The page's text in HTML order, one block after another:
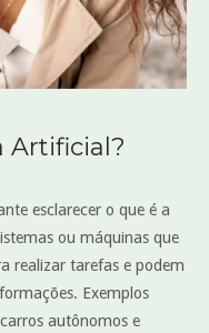
Artificial?
esclarecer o que é a
ou máquinas que
realizar tarefas e podem
Exemplos
autônomos e